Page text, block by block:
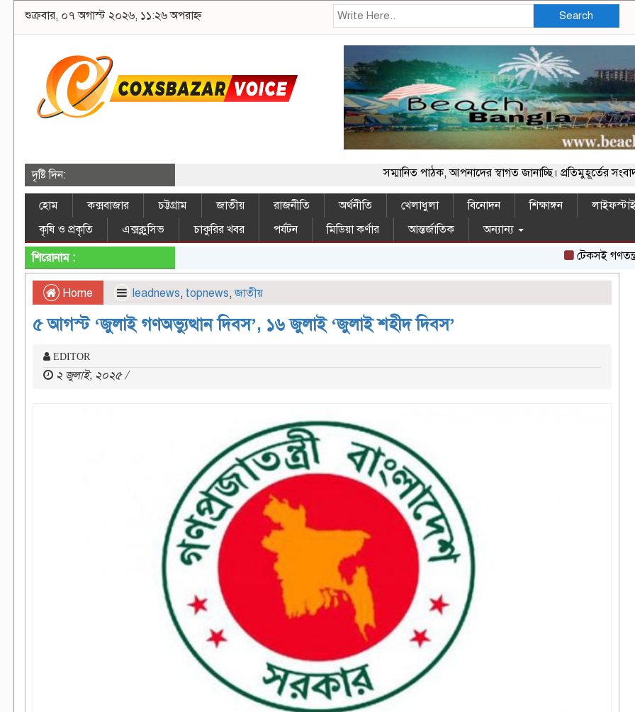
শুক্রবার, ০৭ অগাস্ট ২০২৬, ১১:২৬ অপরাহ্ন Search
দৃষ্টি দিন: সম্মানিত পাঠক, আপনাদের স্বাগত জানাচ্ছি। প্রতিমুহূর্তের
হোম কক্সবাজার চট্টগ্রাম জাতীয় রাজনীতি অর্থনীতি খেলাধুলা বিনোদন শিক্ষাঙ্গন
কৃষি ও প্রকৃতি
এক্সক্লুসিভ চাকুরির খবর পর্যটন মিডিয়া কর্ণার আন্তর্জাতিক
অন্যান্য
শিরোনাম :
টেকসই গণতন্ত্র
Home leadnews, topnews,জাতীয়
৫ আগস্ট ‘জুলাই গণঅভ্যুত্থান দিবস’, ১৬ জুলাই ‘জুলাই শহীদ দিবস’
EDITOR
২ জুলাই, ২০২৫ /